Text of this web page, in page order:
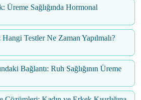
Üreme Sağlığında Hormonal
Testler Ne Zaman Yapılmalı?
Bağlantı: Ruh Sağlığının Üreme